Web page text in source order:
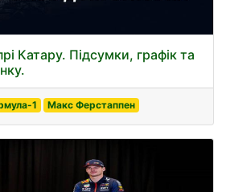
Катару. Підсумки, графік та
1 Макс Ферстаппен